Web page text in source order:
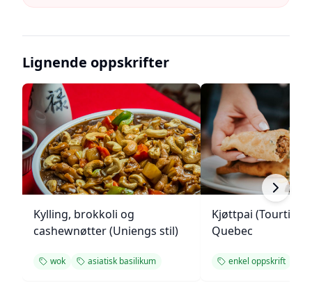
Lignende oppskrifter
Kylling, brokkoli og
cashewnøtter (Uniengs stil)
wok asiatisk basilikum
Kjøttpai
Quebec
enkel oppskrift